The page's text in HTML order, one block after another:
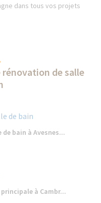
dans tous vos projets
de salle
bain à Avesnes...
à Cambr...